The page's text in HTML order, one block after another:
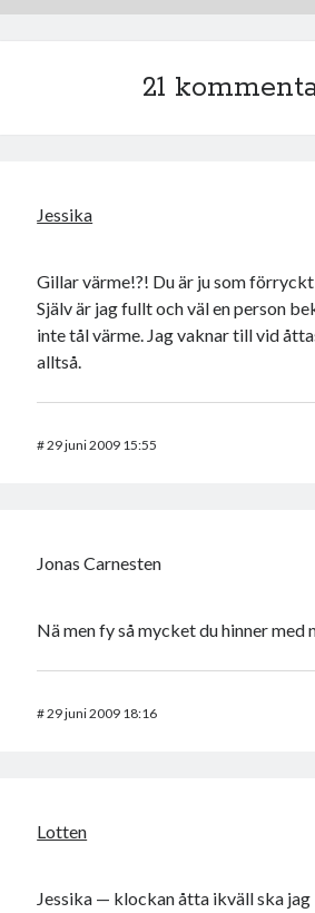
21
Jessika
Gillar värme!?! Du är ju som
Själv är jag fullt och väl en person
inte tål värme. Jag vaknar till vid
alltså.
#29 juni 2009 15:55
Jonas Carnesten
Nä men fy så mycket du hinner med
#29 juni 2009 18:16
Lotten
Jessika — klockan åtta ikväll ska jag